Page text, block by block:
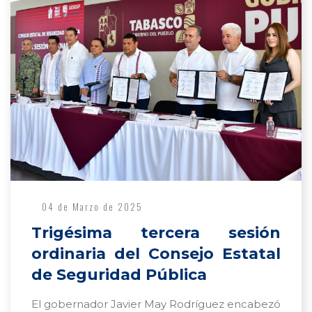
04 de Marzo de 2025
Trigésima tercera sesión
ordinaria del Consejo Estatal
de Seguridad Pública
El gobernador Javier May Rodríguez encabezó